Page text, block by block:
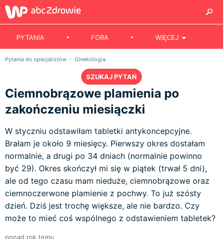
PYTANIA FORA WIĘCEJ
Pytania do specjalistów Ginekologia
SZUKAJ PYTAŃ
Ciemnobrązowe plamienia po
zakończeniu miesiączki
W styczniu odstawiłam tabletki antykoncepcyjne.
Brałam je około 9 miesięcy. Pierwszy okres dostałam
normalnie, a drugi po 34 dniach (normalnie powinno
być 29). Okres skończył mi się w piątek (trwał 5 dni),
ale od tego czasu mam nieduże, ciemnobrązowe oraz
ciemnoczerwone plamienie z pochwy. To już szósty
dzień. Dziś jest trochę większe, ale nie bardzo. Czy
może to mieć coś wspólnego z odstawieniem tabletek?
ponad rok temu